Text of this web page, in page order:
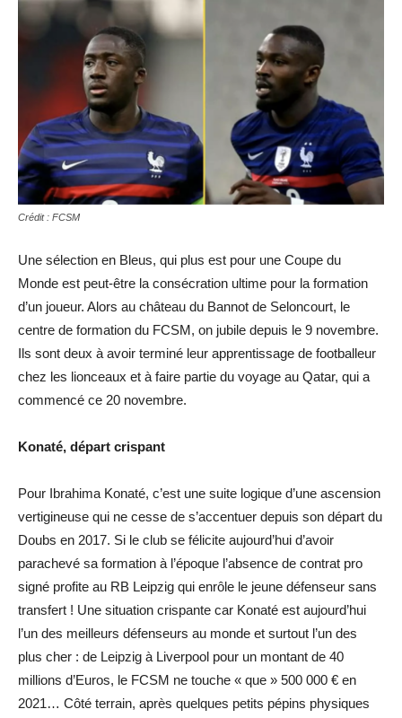
Crédit : FCSM
Une sélection en Bleus, qui plus est pour une Coupe du
Monde est peut-être la consécration ultime pour la formation
d’un joueur. Alors au château du Bannot de Seloncourt, le
centre de formation du FCSM, on jubile depuis le 9 novembre.
Ils sont deux à avoir terminé leur apprentissage de footballeur
chez les lionceaux et à faire partie du voyage au Qatar, qui a
commencé ce 20 novembre.
Konaté, départ crispant
Pour Ibrahima Konaté, c’est une suite logique d’une ascension
vertigineuse qui ne cesse de s’accentuer depuis son départ du
Doubs en 2017. Si le club se félicite aujourd’hui d’avoir
parachevé sa formation à l’époque l’absence de contrat pro
signé profite au RB Leipzig qui enrôle le jeune défenseur sans
transfert ! Une situation crispante car Konaté est aujourd’hui
l’un des meilleurs défenseurs au monde et surtout l’un des
plus cher : de Leipzig à Liverpool pour un montant de 40
millions d’Euros, le FCSM ne touche « que » 500 000 € en
2021… Côté terrain, après quelques petits pépins physiques